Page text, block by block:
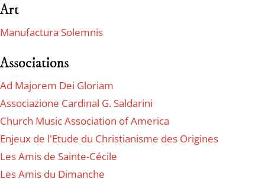
Art
Manufactura Solemnis
Associations
Ad Majorem Dei Gloriam
Associazione Cardinal G. Saldarini
Church Music Association of America
Enjeux de l'Etude du Christianisme des Origines
Les Amis de Sainte-Cécile
Les Amis du Dimanche